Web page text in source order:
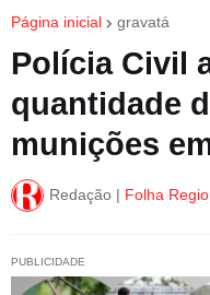
Página inicial gravatá
Polícia Civil
quantidade
munições
Redação | Folha
PUBLICIDADE